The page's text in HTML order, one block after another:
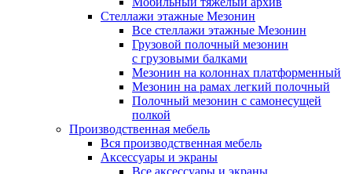
Стеллажи этажные Мезонин
Все стеллажи этажные Мезонин
Грузовой полочный мезонин
с грузовыми балками
Мезонин на колоннах платформенный
Мезонин на рамах легкий полочный
Полочный мезонин с самонесущей
полкой
Производственная мебель
Вся производственная мебель
Аксессуары и экраны
Все аксессуары и экраны